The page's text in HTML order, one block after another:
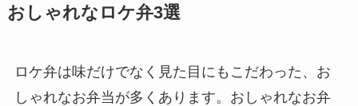
おしゃれなロケ弁3選
ロケ弁は味だけでなく見た目にもこだわった、お
しゃれなお弁当が多くあります。おしゃれなお弁